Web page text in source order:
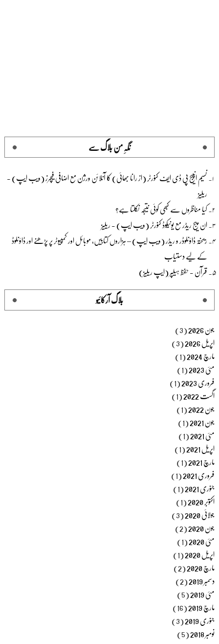
نگہِ من بلاگ سے
نسیم انپیج پی ڈی ایف کنورٹر (از رانا بھائی) کا آنلائن ورژن مع اضافی فیچرز (ویب ایپ) -
ریلیز
کیا مناظروں سے کبھی کوئی نتیجہ نکلتا ہے؟
ان پیج ریڈر مع یونیکوڈ کنورٹر (ویب ایپ) - ریلیز
ریختہ ڈاؤنلوڈر و ریڈر (ویب ایپ) – ہزاروں کتابیں، موبائل اور کمپیوٹر پر پڑھنے اور ڈاؤنلوڈ
کے لیے دستیاب
قرآن - حفظ ہیلپر (ایپ ریلیز)
بلاگ آرکائیو
جون 2026 (3)
اپریل 2026 (3)
مارچ 2024 (1)
مئی 2023 (1)
فروری 2023 (1)
اگست 2022 (1)
جون 2022 (1)
جون 2021 (1)
مئی 2021 (1)
اپریل 2021 (1)
مارچ 2021 (1)
فروری 2021 (1)
جنوری 2021 (1)
اکتوبر 2020 (1)
جولائی 2020 (3)
جون 2020 (2)
مئی 2020 (1)
اپریل 2020 (1)
مارچ 2020 (2)
دسمبر 2019 (2)
مئی 2019 (5)
مارچ 2019 (16)
جنوری 2019 (3)
نومبر 2018 (5)